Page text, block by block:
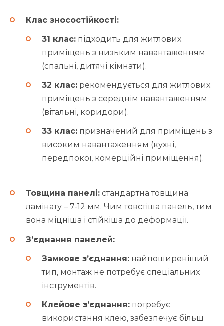
Клас зносостійкості:
31 клас: підходить для житлових
приміщень з низьким навантаженням
(спальні, дитячі кімнати).
32 клас: рекомендується для житлових
приміщень з середнім навантаженням
(вітальні, коридори).
33 клас: призначений для приміщень з
високим навантаженням (кухні,
передпокої, комерційні приміщення).
Товщина панелі: стандартна товщина
ламінату – 7-12 мм. Чим товстіша панель, тим
вона міцніша і стійкіша до деформації.
З’єднання панелей:
Замкове з’єднання: найпоширеніший
тип, монтаж не потребує спеціальних
інструментів.
Клейове з’єднання: потребує
використання клею, забезпечує більш